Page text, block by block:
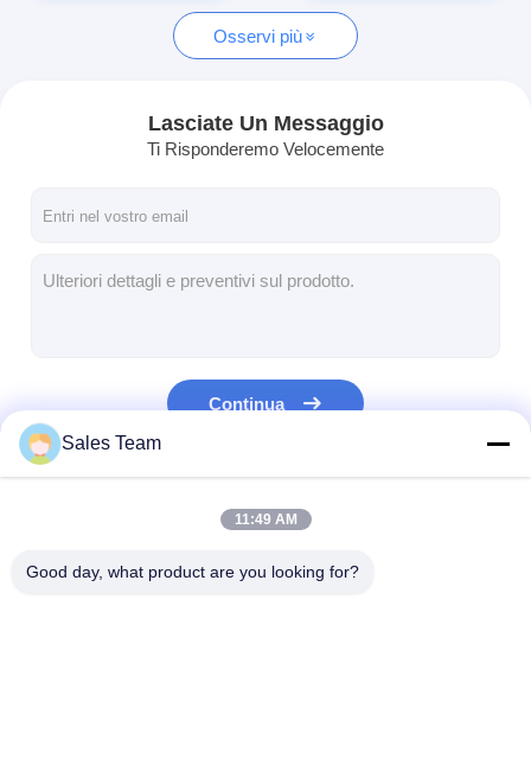
batteria del litio lifepo4
Ai polimeri di litio
pile secondarie di immagazzinamento dell'energia
pacchi di batteria agli ioni di litio
batteria ricaricabile torcia
Osservi più
Lasciate Un Messaggio
Ti Risponderemo Velocemente
Continua
Sales Team
11:49 AM
Good day, what product are you looking for?